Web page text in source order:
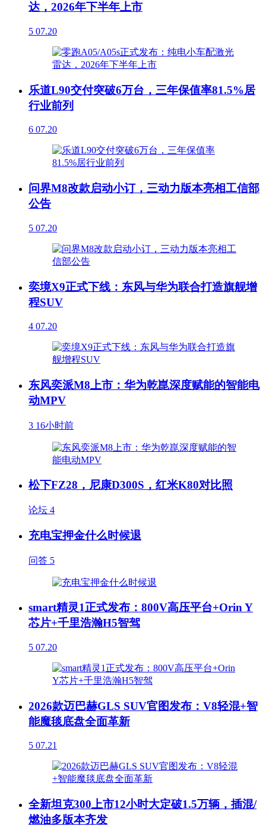
达，2026年下半年上市
5 07.20
乐道L90交付突破6万台，三年保值率81.5%居
行业前列
6 07.20
问界M8改款启动小订，三动力版本亮相工信部
公告
5 07.20
奕境X9正式下线：东风与华为联合打造旗舰增
程SUV
4 07.20
东风奕派M8上市：华为乾崑深度赋能的智能电
动MPV
3 16小时前
松下FZ28，尼康D300S，红米K80对比照
论坛 4
充电宝押金什么时候退
问答 5
smart精灵1正式发布：800V高压平台+Orin Y
芯片+千里浩瀚H5智驾
5 07.20
2026款迈巴赫GLS SUV官图发布：V8轻混+智
能魔毯底盘全面革新
5 07.21
全新坦克300上市12小时大定破1.5万辆，插混/
燃油多版本齐发